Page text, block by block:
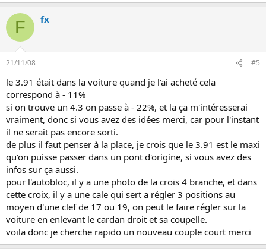
F fx
21/11/08 #5
le 3.91 était dans la voiture quand je l'ai acheté cela
correspond à - 11%
si on trouve un 4.3 on passe à - 22%, et la ça m'intéresserai
vraiment, donc si vous avez des idées merci, car pour l'instant
il ne serait pas encore sorti.
de plus il faut penser à la place, je crois que le 3.91 est le maxi
qu'on puisse passer dans un pont d'origine, si vous avez des
infos sur ça aussi.
pour l'autobloc, il y a une photo de la crois 4 branche, et dans
cette croix, il y a une cale qui sert a régler 3 positions au
moyen d'une clef de 17 ou 19, on peut le faire régler sur la
voiture en enlevant le cardan droit et sa coupelle.
voila donc je cherche rapido un nouveau couple court merci